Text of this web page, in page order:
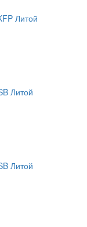
Литой
Литой
Литой